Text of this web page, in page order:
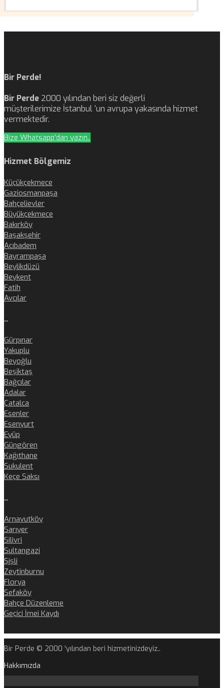
Bir Perde!
Bir Perde 2000 yılından beri siz değerli
müşterilerimize İstanbul ‘un avrupa yakasında hizmet
vermektedir.
Bize Whatsapp'dan yazın..
Hizmet Bölgemiz
Küçükçekmece
Gaziosmanpaşa
Bahçelievler
Büyükçekmece
Bakırköy
Başakşehir
Acıbadem
Bayrampaşa
Beylikdüzü
Beykent
Fatih
Avcılar
..
Gürpınar
Yakuplu
Beyoğlu
Beşiktaş
Bağcılar
Adalar
Çatalca
Esenler
Esenyurt
Eyüp
Güngören
Kağıthane
Sukulent
Keçe Saksı
..
Arnavutköy
Sarıyer
Silivri
Sultangazi
Şişli
Zeytinburnu
Florya
Sefaköy
Bahçe Düzenleme
Geçici İmei Kaydı
Bir Perde © 2000 'yılından beri hizmetinizdeyiz..
Hakkımızda